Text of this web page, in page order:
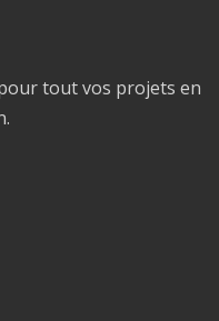
tout vos projets en